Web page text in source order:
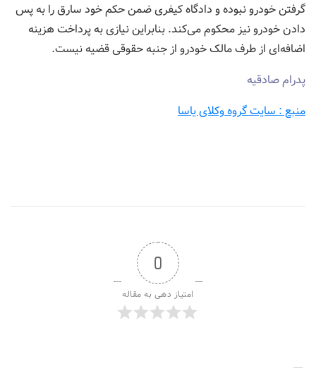
گرفتن خودرو نبوده و دادگاه کیفری ضمن حکم خود سارق را به پس
دادن خودرو نیز محکوم می‌کند. بنابراین نیازی به پرداخت هزینه
اضافه‌ای از طرف مالک خودرو از جنبه حقوقی قضیه نیست.
پدرام صادقيه
منبع : سایت گروه وکلای یاسا
0
امتیاز دهی به مقاله